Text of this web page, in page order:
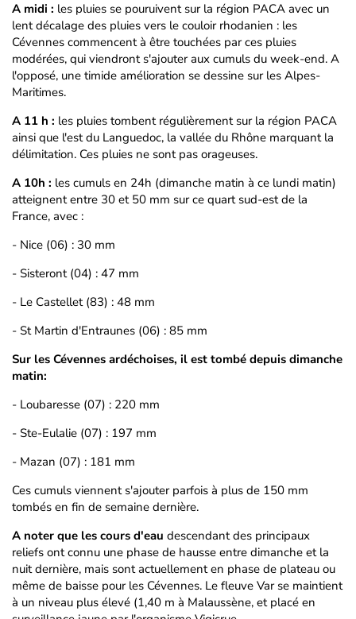
A midi : les pluies se pouruivent sur la région PACA avec un
lent décalage des pluies vers le couloir rhodanien : les
Cévennes commencent à être touchées par ces pluies
modérées, qui viendront s'ajouter aux cumuls du week-end. A
l'opposé, une timide amélioration se dessine sur les Alpes-
Maritimes.
A 11 h : les pluies tombent régulièrement sur la région PACA
ainsi que l'est du Languedoc, la vallée du Rhône marquant la
délimitation. Ces pluies ne sont pas orageuses.
A 10h : les cumuls en 24h (dimanche matin à ce lundi matin)
atteignent entre 30 et 50 mm sur ce quart sud-est de la
France, avec :
- Nice (06) : 30 mm
- Sisteront (04) : 47 mm
- Le Castellet (83) : 48 mm
- St Martin d'Entraunes (06) : 85 mm
Sur les Cévennes ardéchoises, il est tombé depuis dimanche
matin:
- Loubaresse (07) : 220 mm
- Ste-Eulalie (07) : 197 mm
- Mazan (07) : 181 mm
Ces cumuls viennent s'ajouter parfois à plus de 150 mm
tombés en fin de semaine dernière.
A noter que les cours d'eau descendant des principaux
reliefs ont connu une phase de hausse entre dimanche et la
nuit dernière, mais sont actuellement en phase de plateau ou
même de baisse pour les Cévennes. Le fleuve Var se maintient
à un niveau plus élevé (1,40 m à Malaussène, et placé en